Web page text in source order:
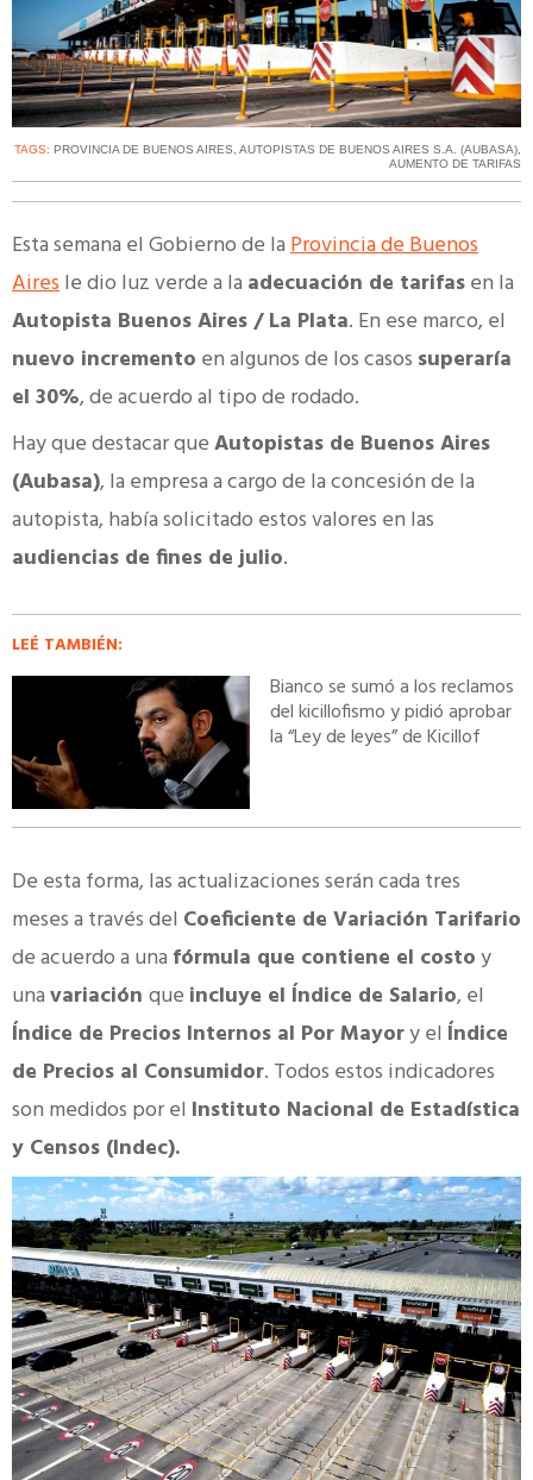
TAGS: PROVINCIA DE BUENOS AIRES, AUTOPISTAS DE BUENOS AIRES S.A. (AUBASA),
AUMENTO DE TARIFAS
Esta semana el Gobierno de laProvincia de Buenos
Airesle dio luz verde a la adecuación de tarifasen la
Autopista Buenos Aires / La Plata. En ese marco, el
nuevo incremento en algunos de los casos superaría
el 30%, de acuerdo al tipo de rodado.
Hay que destacar queAutopistas de Buenos Aires
(Aubasa), la empresa a cargo de la concesión de la
autopista, había solicitado estos valores en las
audiencias de fines de julio.
LEÉ TAMBIÉN:
Bianco se sumó a los reclamos
del kicillofismo y pidió aprobar
la “Ley de leyes” de Kicillof
De esta forma, las actualizaciones serán cada tres
meses a través del Coeficiente de Variación Tarifario
de acuerdo a una fórmula que contiene el costoy
unavariación que incluye el Índice de Salario, el
Índice de Precios Internos al Por Mayory el Índice
de Precios al Consumidor. Todos estos indicadores
son medidos por el Instituto Nacional de Estadística
y Censos (Indec).